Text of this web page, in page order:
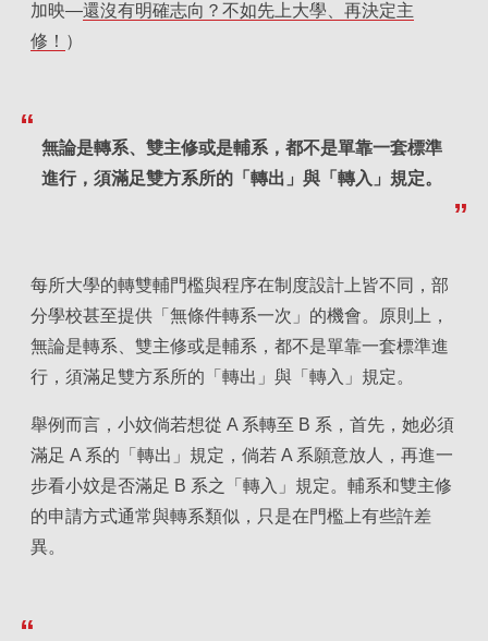
加映—還沒有明確志向？不如先上大學、再決定主
修！ ）
無論是轉系、雙主修或是輔系，都不是單靠一套標準
進行，須滿足雙方系所的「轉出」與「轉入」規定。
每所大學的轉雙輔門檻與程序在制度設計上皆不同，部
分學校甚至提供「無條件轉系一次」的機會。原則上，
無論是轉系、雙主修或是輔系，都不是單靠一套標準進
行，須滿足雙方系所的「轉出」與「轉入」規定。
舉例而言，小妏倘若想從 A 系轉至 B 系，首先，她必須
滿足 A 系的「轉出」規定，倘若 A 系願意放人，再進一
步看小妏是否滿足 B 系之「轉入」規定。輔系和雙主修
的申請方式通常與轉系類似，只是在門檻上有些許差
異。